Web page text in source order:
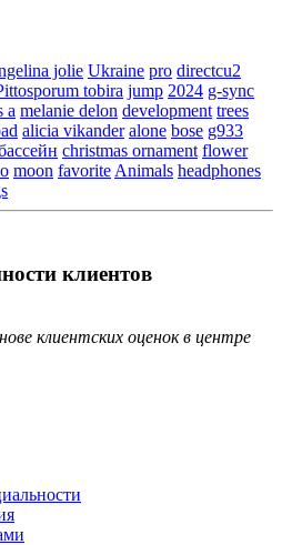
jolie Ukraine pro directcu2
tobira jump 2024 g-sync
a melanie delon development trees
alicia vikander alone bose g933
christmas ornament flower
moon favorite Animals headphones
клиентов
клиентских оценок в центре